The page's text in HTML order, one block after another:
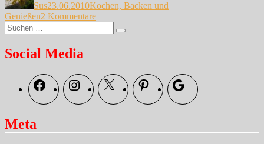
Sus23.06.2010Kochen, Backen und
Genießen2 Kommentarezu
Schon
wieder
Suche
nach:
Suchen
Social Media
FacebookInstagramX Pinterest Google
Meta